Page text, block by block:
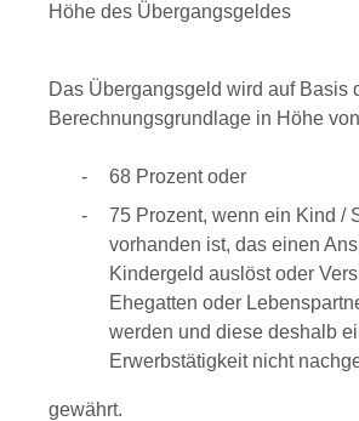
Höhe des Übergangsgeldes
Das Übergangsgeld wird auf Basis
Berechnungsgrundlage in Höhe
68 Prozent oder
75 Prozent, wenn ein Kind /
vorhanden ist, das einen
Kindergeld auslöst oder
Ehegatten oder
werden und diese deshalb
Erwerbstätigkeit nicht
gewährt.